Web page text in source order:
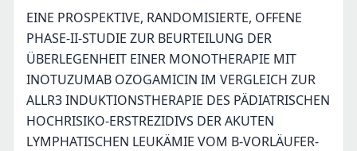
EINE PROSPEKTIVE, RANDOMISIERTE, OFFENE
PHASE-II-STUDIE ZUR BEURTEILUNG DER
ÜBERLEGENHEIT EINER MONOTHERAPIE MIT
INOTUZUMAB OZOGAMICIN IM VERGLEICH ZUR
ALLR3 INDUKTIONSTHERAPIE DES PÄDIATRISCHEN
HOCHRISIKO-ERSTREZIDIVS DER AKUTEN
LYMPHATISCHEN LEUKÄMIE VOM B-VORLÄUFER-